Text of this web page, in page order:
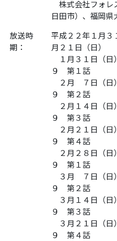
株式会社フォレ
日田市）、福岡県
放送時
期：
平成２２年１月３
月２１日（日）
１月３１日（日
９ 第１話
２月 ７日（日
９ 第２話
２月１４日（日
９ 第３話
２月２１日（日
９ 第４話
２月２８日（日
９ 第１話
３月 ７日（日
９ 第２話
３月１４日（日
９ 第３話
３月２１日（日
９ 第４話